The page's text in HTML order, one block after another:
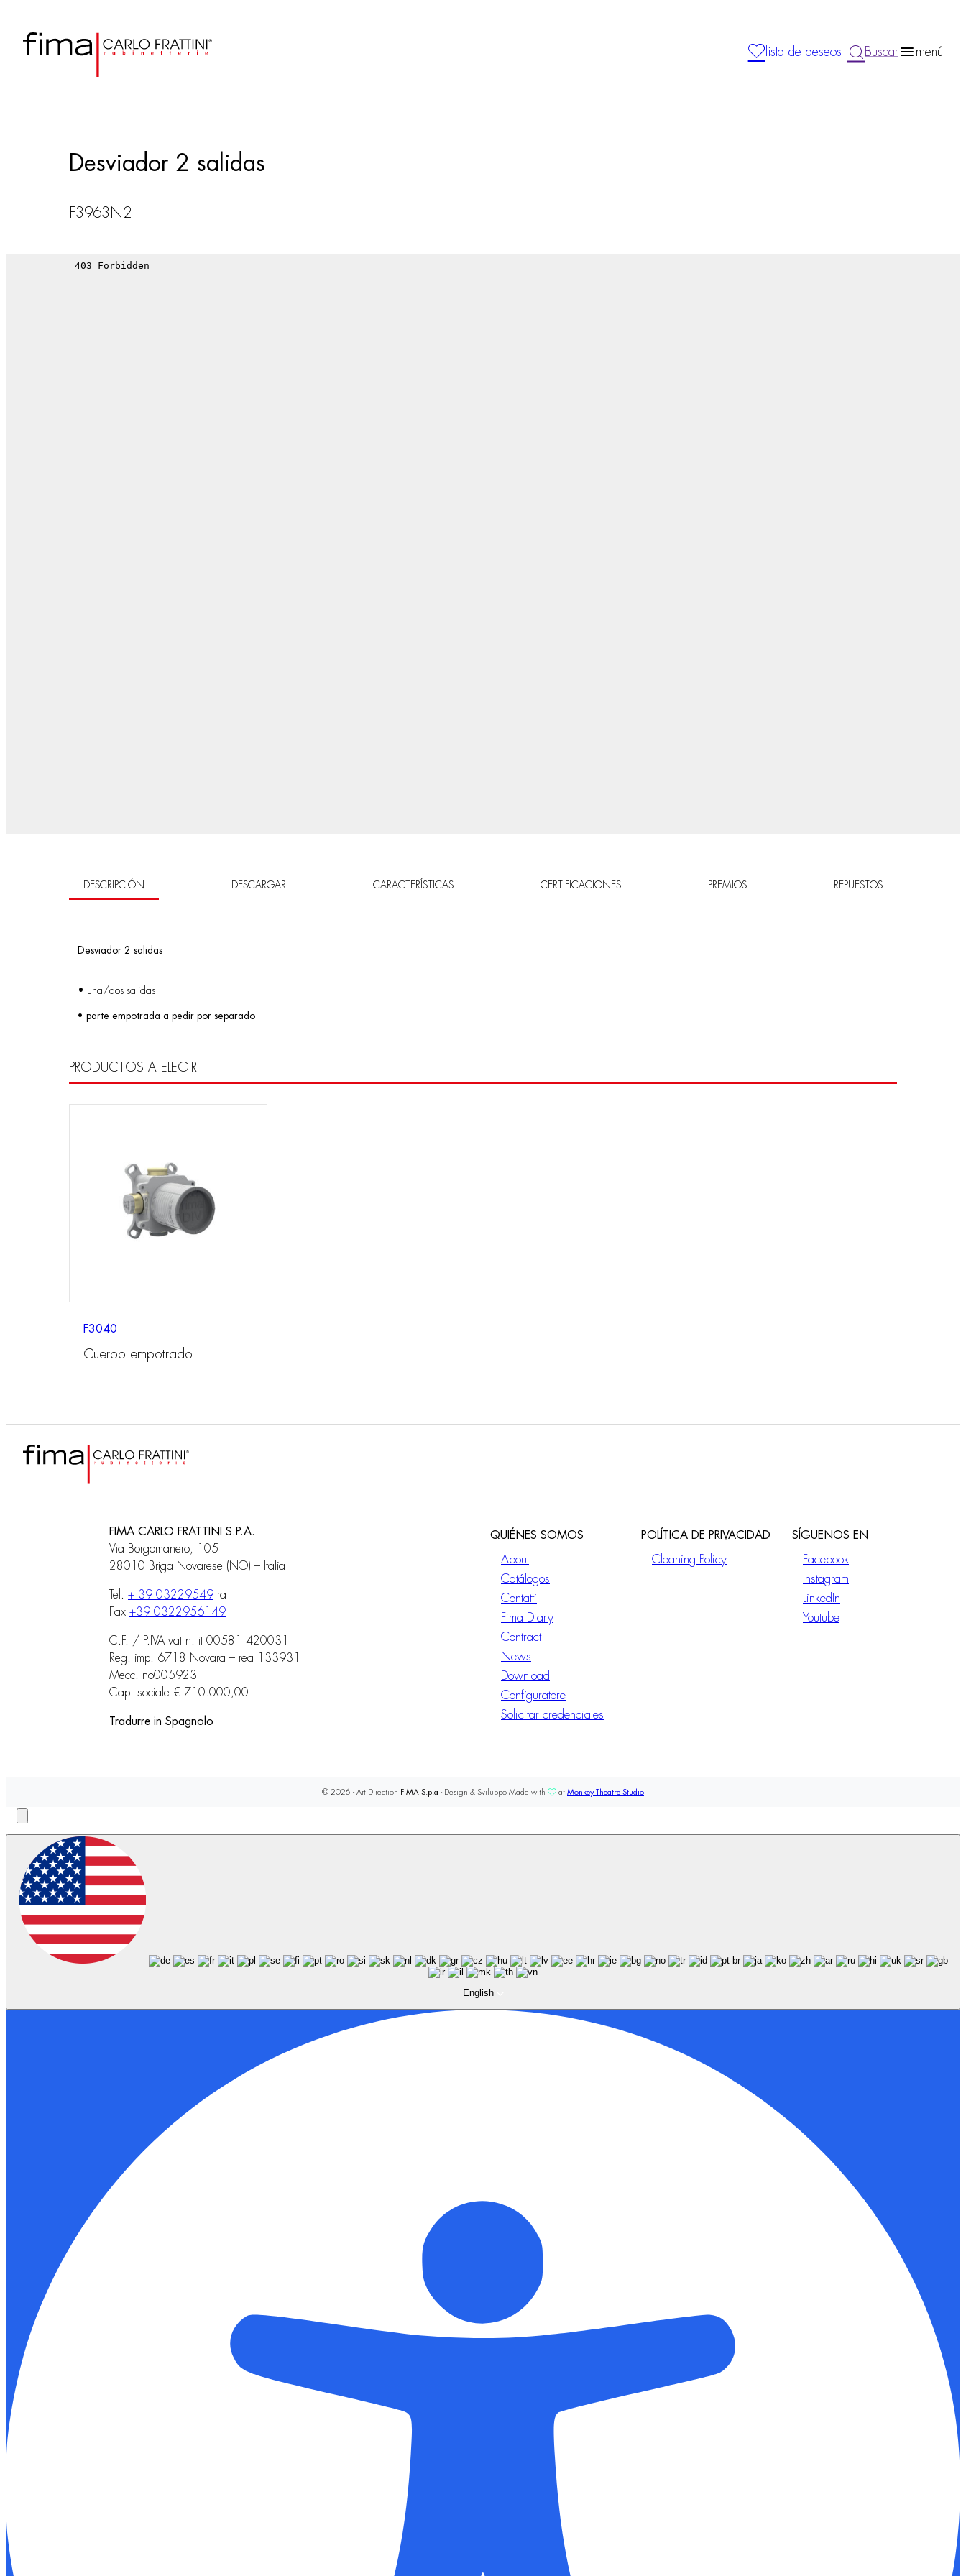
lista de deseos Buscar menú
Desviador 2 salidas
F3963N2
DESCRIPCIÓN DESCARGAR CARACTERÍSTICAS CERTIFICACIONES PREMIOS REPUESTOS
Desviador 2 salidas
• una/dos salidas
• parte empotrada a pedir por separado
PRODUCTOS A ELEGIR
F3040
Cuerpo empotrado
FIMA CARLO FRATTINI S.P.A.
Via Borgomanero, 105
28010 Briga Novarese (NO) – Italia
Tel. + 39 03229549 ra
Fax +39 0322956149
C.F. / P.IVA vat n. it 00581 420031
Reg. imp. 6718 Novara – rea 133931
Mecc. no005923
Cap. sociale € 710.000,00
Tradurre in Spagnolo
QUIÉNES SOMOS
About
Catálogos
Contatti
Fima Diary
Contract
News
Download
Configuratore
Solicitar credenciales
POLÍTICA DE PRIVACIDAD
Cleaning Policy
SÍGUENOS EN
Facebook
Instagram
LinkedIn
Youtube
© 2026 - Art Direction FIMA S.p.a - Design & Sviluppo Made with at Monkey Theatre Studio
English